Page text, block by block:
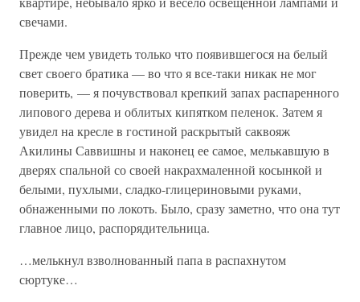
свечами.
Прежде чем увидеть только что появившегося на белый
свет своего братика — во что я все-таки никак не мог
поверить, — я почувствовал крепкий запах распаренного
липового дерева и облитых кипятком пеленок. Затем я
увидел на кресле в гостиной раскрытый саквояж
Акилины Саввишны и наконец ее самое, мелькавшую в
дверях спальной со своей накрахмаленной косынкой и
белыми, пухлыми, сладко-глицериновыми руками,
обнаженными по локоть. Было, сразу заметно, что она тут
главное лицо, распорядительница.
…мелькнул взволнованный папа в распахнутом
сюртуке…